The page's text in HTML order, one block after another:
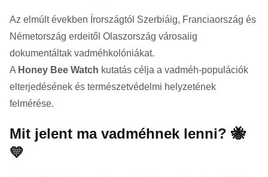
Az elmúlt években Írországtól Szerbiáig, Franciaország és
Németország erdeitől Olaszország városaiig
dokumentáltak vadméhkolóniákat.
A Honey Bee Watch kutatás célja a vadméh-populációk
elterjedésének és természetvédelmi helyzetének
felmérése.
Mit jelent ma vadméhnek lenni? 🐝
💛